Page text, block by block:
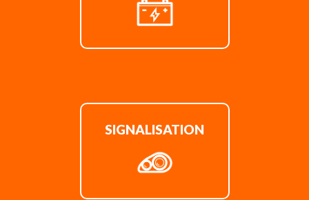
SIGNALISATION